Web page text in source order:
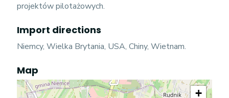
projektów pilotażowych.
Import directions
Niemcy, Wielka Brytania, USA, Chiny, Wietnam.
Map
+